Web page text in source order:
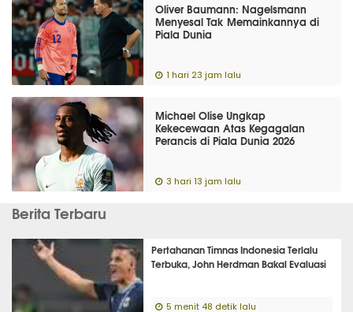
Oliver Baumann: Nagelsmann
Menyesal Tak Memainkannya di
Piala Dunia
1 hari 23 jam lalu
Michael Olise Ungkap
Kekecewaan Atas Kegagalan
Perancis di Piala Dunia 2026
3 hari 13 jam lalu
Berita Terbaru
Pertahanan Timnas Indonesia Terlalu
Terbuka, John Herdman Bakal Evaluasi
5 menit 48 detik lalu